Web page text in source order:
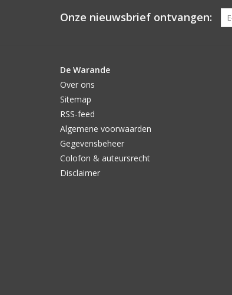
Onze nieuwsbrief ontvangen:
De Warande
Over ons
Sitemap
RSS-feed
Algemene voorwaarden
Gegevensbeheer
Colofon & auteursrecht
Disclaimer